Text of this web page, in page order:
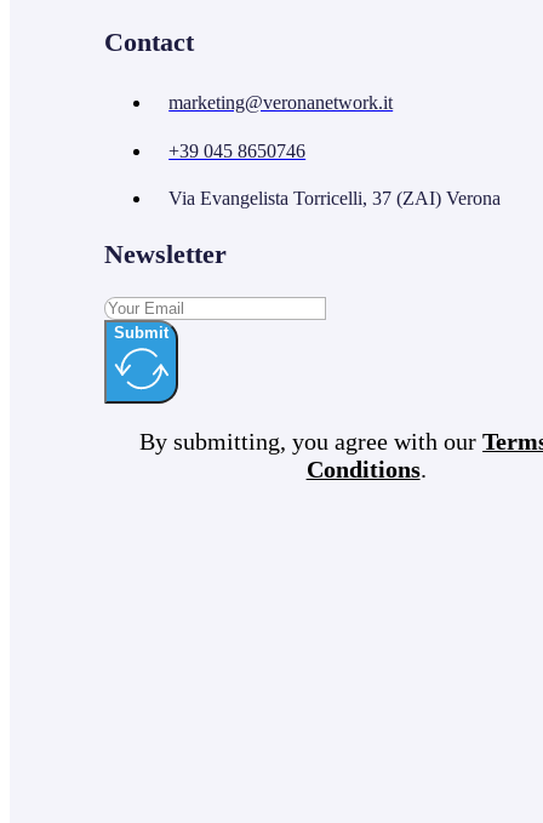
Contact
marketing@veronanetwork.it
+39 045 8650746
Via Evangelista Torricelli, 37 (ZAI) Verona
Newsletter
Submit
By submitting, you agree with our
Conditions.